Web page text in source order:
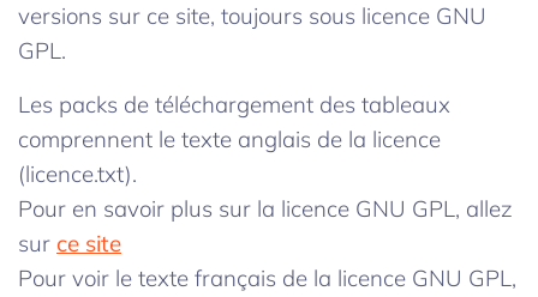
versions sur ce site, toujours sous licence GNU
GPL.
Les packs de téléchargement des tableaux
comprennent le texte anglais de la licence
(licence.txt).
Pour en savoir plus sur la licence GNU GPL, allez
sur ce site
Pour voir le texte français de la licence GNU GPL,